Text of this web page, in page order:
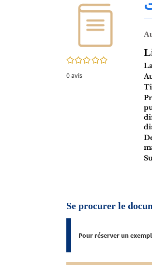
0/5
0avis
Se procurer le
Pour réserver un